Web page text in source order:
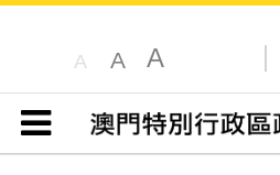
A A A
目錄